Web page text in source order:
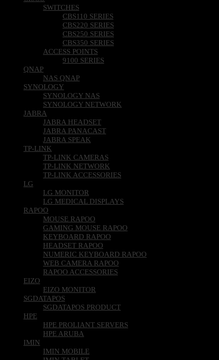
SWITCHES
CBS110 SERIES
CBS220 SERIES
CBS250 SERIES
CBS350 SERIES
ACCESS POINTS
9100 SERIES
QNAP
NAS QNAP
SYNOLOGY
SYNOLOGY NAS
SYNOLOGY NETWORK
JABRA
JABRA HEADSET
JABRA PANACAST
JABRA SPEAK
TP-LINK
TP-LINK CAMERAS
TP-LINK NETWORK
TP-LINK ACCESSORIES
LG
LG MONITOR
LG MEDICAL DISPLAYS
RAPOO
MOUSE RAPOO
GAMING MOUSE RAPOO
KEYBOARD RAPOO
HEADSET RAPOO
NUMERIC KEYBOARD RAPOO
WEB CAMERA RAPOO
RAPOO ACCESSORIES
EIZO
EIZO MONITOR
SGDATAPOS
SGDATAPOS PRODUCT
HPE
HPE PROLIANT SERVERS
HPE ARUBA
IMIN
IMIN MOBILE